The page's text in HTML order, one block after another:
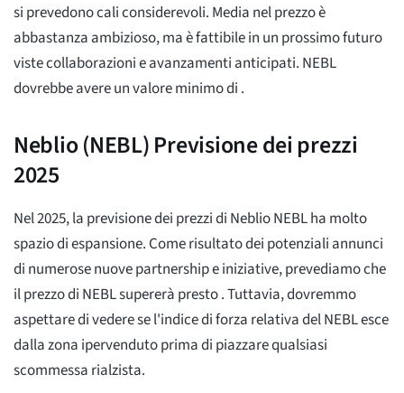
si prevedono cali considerevoli. Media nel prezzo è
abbastanza ambizioso, ma è fattibile in un prossimo futuro
viste collaborazioni e avanzamenti anticipati. NEBL
dovrebbe avere un valore minimo di .
Neblio (NEBL) Previsione dei prezzi
2025
Nel 2025, la previsione dei prezzi di Neblio NEBL ha molto
spazio di espansione. Come risultato dei potenziali annunci
di numerose nuove partnership e iniziative, prevediamo che
il prezzo di NEBL supererà presto. Tuttavia, dovremmo
aspettare di vedere se l'indice di forza relativa del NEBL esce
dalla zona ipervenduto prima di piazzare qualsiasi
scommessa rialzista.